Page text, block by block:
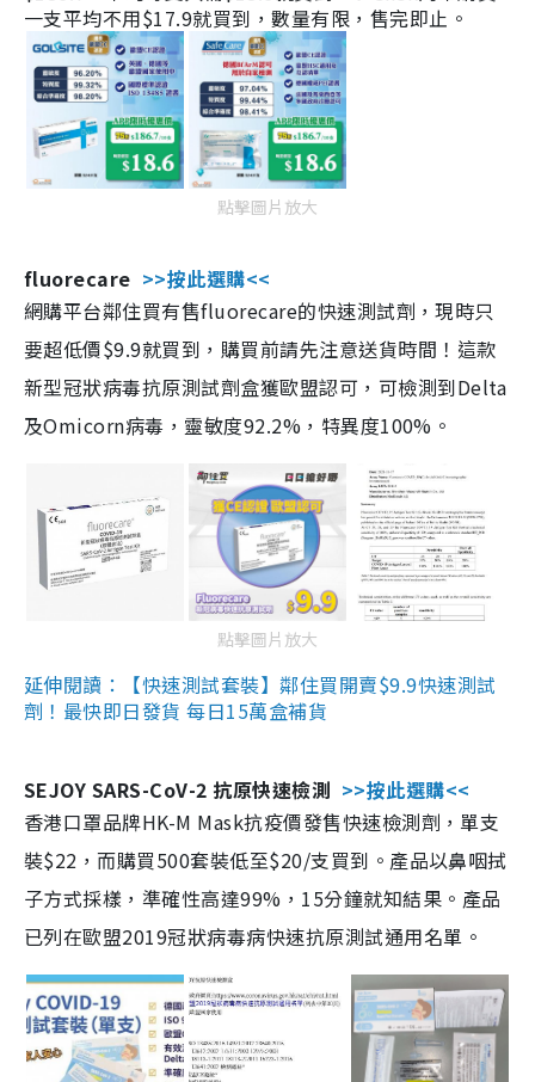
一支平均不用$17.9就買到，數量有限，售完即止。
點擊圖片放大
fluorecare >>按此選購<<
網購平台鄰住買有售fluorecare的快速測試劑，現時只
要超低價$9.9就買到，購買前請先注意送貨時間！這款
新型冠狀病毒抗原測試劑盒獲歐盟認可，可檢測到Delta
及Omicorn病毒，靈敏度92.2%，特異度100%。
點擊圖片放大
延伸閱讀：【快速測試套裝】鄰住買開賣$9.9快速測試
劑！最快即日發貨 每日15萬盒補貨
SEJOY SARS-CoV-2 抗原快速檢測 >>按此選購<<
香港口罩品牌HK-M Mask抗疫價發售快速檢測劑，單支
裝$22，而購買500套裝低至$20/支買到。產品以鼻咽拭
子方式採樣，準確性高達99%，15分鐘就知結果。產品
已列在歐盟2019冠狀病毒病快速抗原測試通用名單。